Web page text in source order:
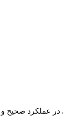
صحیح و